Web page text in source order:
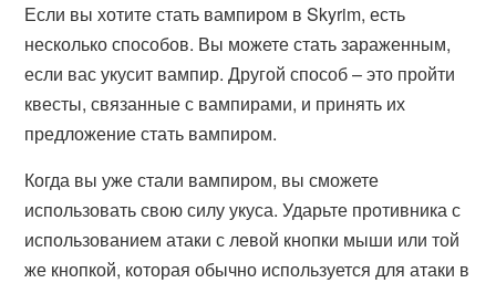
Если вы хотите стать вампиром в Skyrim, есть
несколько способов. Вы можете стать зараженным,
если вас укусит вампир. Другой способ – это пройти
квесты, связанные с вампирами, и принять их
предложение стать вампиром.
Когда вы уже стали вампиром, вы сможете
использовать свою силу укуса. Ударьте противника с
использованием атаки с левой кнопки мыши или той
же кнопкой, которая обычно используется для атаки в